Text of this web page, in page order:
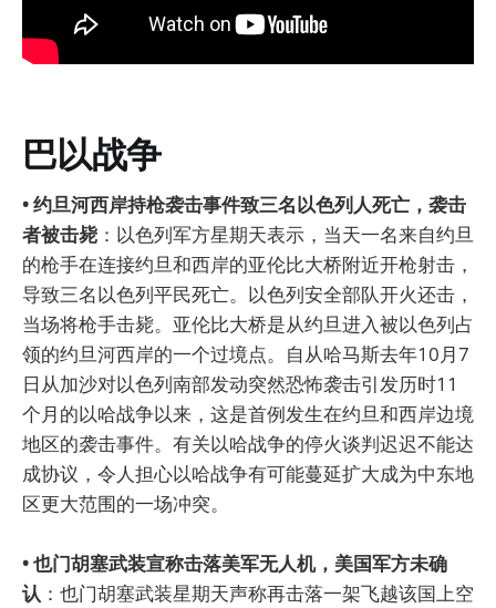
巴以战争
• 约旦河西岸持枪袭击事件致三名以色列人死亡，袭击
者被击毙 ：以色列军方星期天表示，当天一名来自约旦
的枪手在连接约旦和西岸的亚伦比大桥附近开枪射击，
导致三名以色列平民死亡。以色列安全部队开火还击，
当场将枪手击毙。亚伦比大桥是从约旦进入被以色列占
领的约旦河西岸的一个过境点。自从哈马斯去年10月7
日从加沙对以色列南部发动突然恐怖袭击引发历时11
个月的以哈战争以来，这是首例发生在约旦和西岸边境
地区的袭击事件。有关以哈战争的停火谈判迟迟不能达
成协议，令人担心以哈战争有可能蔓延扩大成为中东地
区更大范围的一场冲突。
• 也门胡塞武装宣称击落美军无人机，美国军方未确
认 ：也门胡塞武装星期天声称再击落一架飞越该国上空